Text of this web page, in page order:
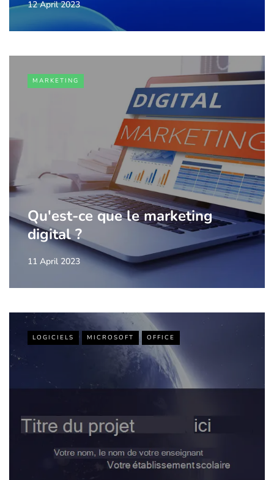
12 April 2023
MARKETING
Qu'est-ce que le marketing
digital ?
11 April 2023
LOGICIELS MICROSOFT OFFICE